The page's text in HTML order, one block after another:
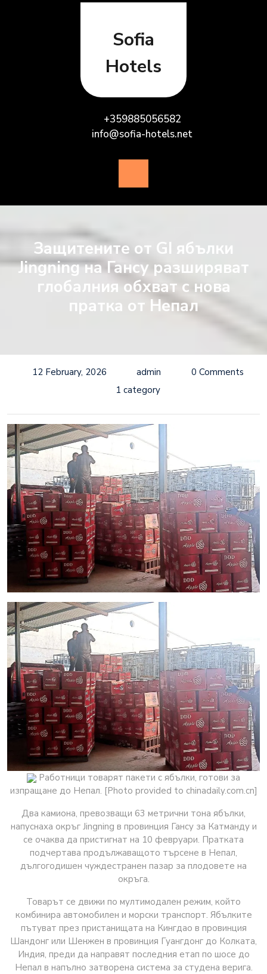
Sofia
Hotels
+359885056582
info@sofia-hotels.net
Button
Защитените от GI ябълки
Jingning на Гансу разширяват
глобалния обхват с нова
пратка от Непал
12 February, 2026 admin
0 Comments
1 category
Работници товарят пакети с ябълки, готови за
изпращане до Непал. [Photo provided to chinadaily.com.cn]
Два камиона, превозващи 63 метрични тона ябълки,
напуснаха окръг Jingning в провинция Гансу за Катманду и
се очаква да пристигнат на 10 февруари. Пратката
подчертава продължаващото търсене в Непал,
дългогодишен чуждестранен пазар за плодовете на
окръга.
Товарът се движи по мултимодален режим, който
комбинира автомобилен и морски транспорт. Ябълките
пътуват през пристанищата на Кингдао в провинция
Шандонг или Шенжен в провинция Гуангдонг до Колката,
Индия, преди да направят последния етап по шосе до
Непал в напълно затворена система за студена верига.